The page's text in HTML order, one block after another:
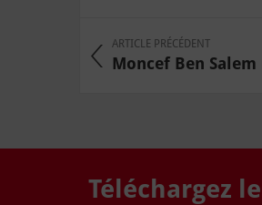
ARTICLE PRÉCÉDENT
Moncef Ben
Téléchargez